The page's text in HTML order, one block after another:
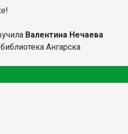
Валентина Нечаева
Ангарска